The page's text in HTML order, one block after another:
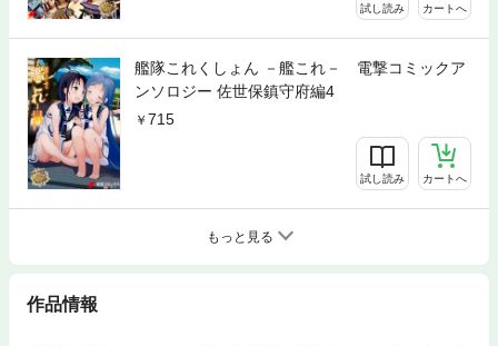
試し読み カートへ
艦隊これくしょん －艦これ－ 電撃コミックア
ンソロジー 佐世保鎮守府編4
715
試し読み カートへ
もっと見る
作品情報